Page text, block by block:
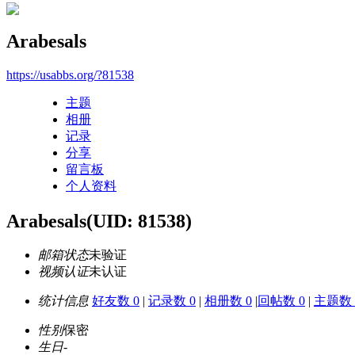
Arabesals
https://usabbs.org/?81538
主题
相册
记录
分享
留言板
个人资料
Arabesals(UID: 81538)
邮箱状态未验证
视频认证未认证
统计信息 好友数 0 | 记录数 0 | 相册数 0 |回帖数 0 | 主题数
性别保密
生日-